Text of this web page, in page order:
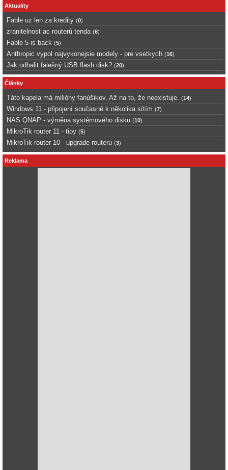
Aktuality
Fable uz len za kredity (0)
zranitelnost ac routerů tenda (6)
Fable 5 is back (5)
Anthropic vypol najvykonejsie modely - pre vsetkych (16)
Jak odhalit falešný USB flash disk? (20)
Články
Táto kapela má milióny fanúšikov. Až na to, že neexistuje. (14)
Windows 11 - připojení současně k několika sítím (7)
NAS QNAP - výměna systémového disku (10)
MikroTik router 11 - tipy (5)
MikroTik router 10 - upgrade routeru (3)
Reklama